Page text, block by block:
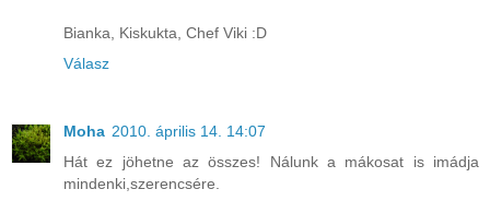
Bianka, Kiskukta, Chef Viki :D
Válasz
Moha 2010. április 14. 14:07
Hát ez jöhetne az összes! Nálunk a mákosat is imádja
mindenki,szerencsére.